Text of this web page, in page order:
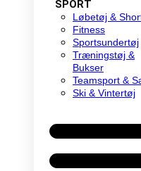
SPORT
Løbetøj &
Fitness
Sportsundertøj
Træningstøj &
Bukser
Teamsport &
Ski & Vintertøj